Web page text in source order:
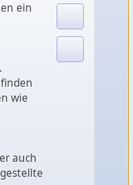
ein
wie
auch